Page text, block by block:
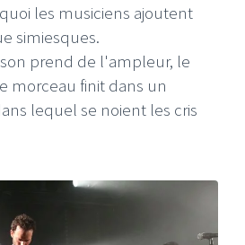
les musiciens ajoutent
simiesques.
prend de l'ampleur, le
morceau finit dans un
lequel se noient les cris